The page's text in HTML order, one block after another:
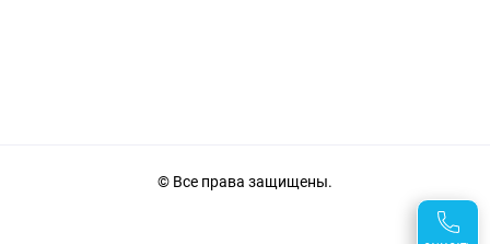
© Все права защищены.